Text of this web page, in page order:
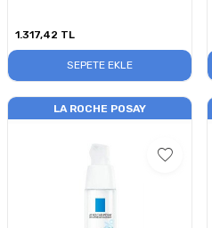
1.317,42 TL
SEPETE EKLE
LA ROCHE POSAY